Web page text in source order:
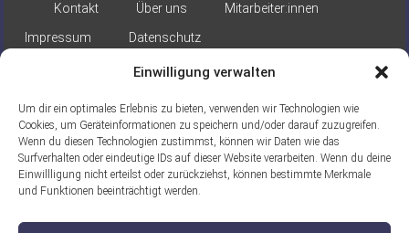
Einwilligung verwalten
Um dir ein optimales Erlebnis zu bieten, verwenden wir Technologien wie
Cookies, um Geräteinformationen zu speichern und/oder darauf zuzugreifen.
Wenn du diesen Technologien zustimmst, können wir Daten wie das
Surfverhalten oder eindeutige IDs auf dieser Website verarbeiten. Wenn du deine
Einwillligung nicht erteilst oder zurückziehst, können bestimmte Merkmale
und Funktionen beeinträchtigt werden.
Kontakt Über uns
Mitarbeiter:innen
Impressum
Datenschutz
Gefördert durch: